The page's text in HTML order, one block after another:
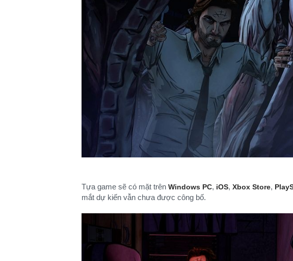
Tựa game sẽ có mặt trên Windows PC, iOS, Xbox Store,
mắt dự kiến vẫn chưa được công bố.